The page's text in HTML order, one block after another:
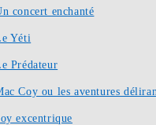
concert enchanté
Yéti
Prédateur
Coy ou les aventures
excentrique